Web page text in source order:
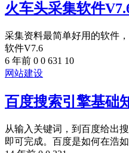
火车头采集软件
采集资料最简单好用的软件
软件V7.6
6 年前 0 0 631 10
网站建设
百度搜索引擎基础
从输入关键词，到百度给出
即可完成。百度是如何在浩